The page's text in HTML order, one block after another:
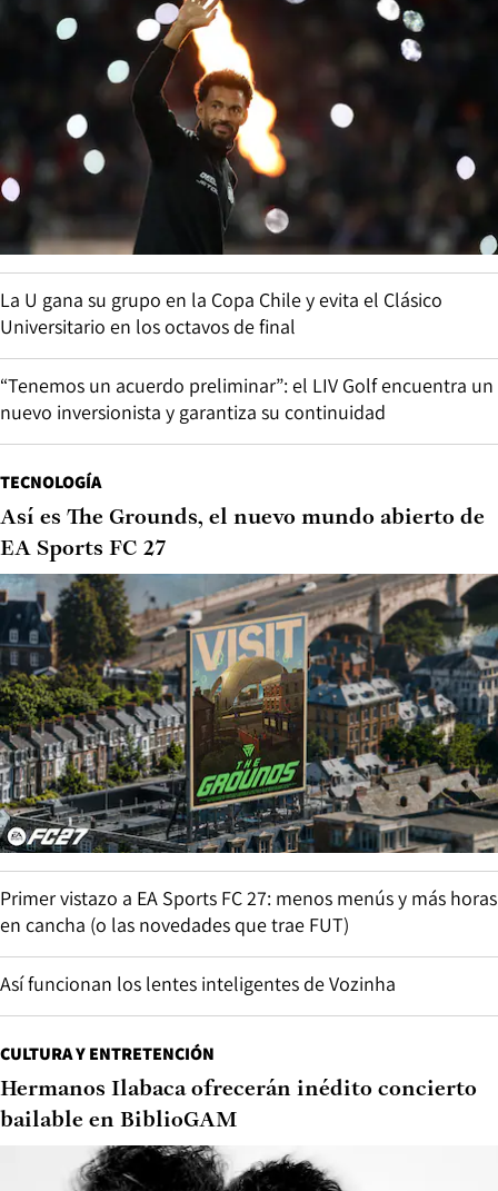
La U gana su grupo en la Copa Chile y evita el Clásico
Universitario en los octavos de final
“Tenemos un acuerdo preliminar”: el LIV Golf encuentra un
nuevo inversionista y garantiza su continuidad
TECNOLOGÍA
Así es The Grounds, el nuevo mundo abierto de
EA Sports FC 27
Primer vistazo a EA Sports FC 27: menos menús y más horas
en cancha (o las novedades que trae FUT)
Así funcionan los lentes inteligentes de Vozinha
CULTURA Y ENTRETENCIÓN
Hermanos Ilabaca ofrecerán inédito concierto
bailable en BiblioGAM